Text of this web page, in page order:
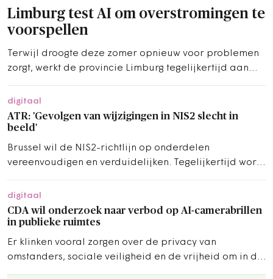
Limburg test AI om overstromingen te
voorspellen
Terwijl droogte deze zomer opnieuw voor problemen
zorgt, werkt de provincie Limburg tegelijkertijd aan
een AI-model dat overstromingen in het stroomgebied
van de Selzerbeek moet helpen voorspellen.
digitaal
ATR: 'Gevolgen van wijzigingen in NIS2 slecht in
beeld'
Brussel wil de NIS2-richtlijn op onderdelen
vereenvoudigen en verduidelijken. Tegelijkertijd wordt
digitaal
CDA wil onderzoek naar verbod op AI-camerabrillen
in publieke ruimtes
Er klinken vooral zorgen over de privacy van
omstanders, sociale veiligheid en de vrijheid om in de
openbare ruimte te bewegen.